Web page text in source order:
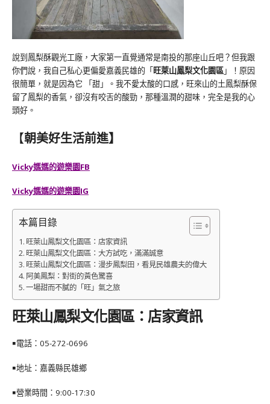
說到鳳梨酥觀光工廠，大家第一直覺通常是南投的那座山丘吧？但我跟
你們說，我自己私心更偏愛嘉義民雄的「旺萊山鳳梨文化園區」！原因
很簡單，就是因為它 「甜」。我不愛太酸的口感，旺來山的土鳳梨酥保
留了鳳梨的香氣，卻沒有咬舌的酸勁，那種溫潤的甜味，完全是我的心
頭好。
【朝美好生活前進】
Vicky媽媽的遊樂園FB
Vicky媽媽的遊樂園IG
本篇目錄
旺萊山鳳梨文化園區：店家資訊
旺萊山鳳梨文化園區：大方試吃，滿滿誠意
旺萊山鳳梨文化園區：漫步鳳梨田，看見民雄農夫的偉大
阿美鳳梨：對街的黃色驚喜
一場甜而不膩的「旺」氣之旅
旺萊山鳳梨文化園區： 店家資訊
￭電話： 05-272-0696
￭地址： 嘉義縣民雄鄉
￭營業時間：9:00-17:30